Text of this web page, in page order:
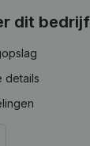
dit
details